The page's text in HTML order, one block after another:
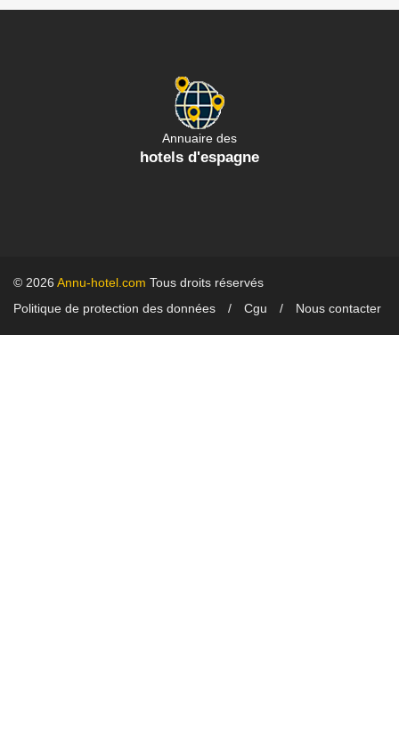
Annuaire des
hotels d'espagne
© 2026 Annu-hotel.com Tous droits réservés
Politique de protection des données
Cgu Nous contacter